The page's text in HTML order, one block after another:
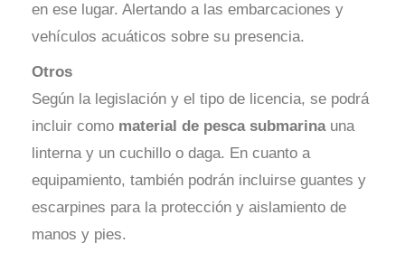
en ese lugar. Alertando a las embarcaciones y
vehículos acuáticos sobre su presencia.
Otros
Según la legislación y el tipo de licencia, se podrá
incluir como material de pesca submarina una
linterna y un cuchillo o daga. En cuanto a
equipamiento, también podrán incluirse guantes y
escarpines para la protección y aislamiento de
manos y pies.